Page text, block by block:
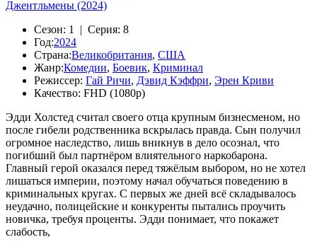
Джентльмены (2024)
Сезон: 1 | Серия: 8
Год:2024
Страна:Великобритания, США
Жанр:Комедии, Боевик, Криминал
Режиссер: Гай Ричи, Дэвид Кэффри, Эрен Криви
Качество: FHD (1080p)
Эдди Холстед считал своего отца крупным бизнесменом, но
после гибели родственника вскрылась правда. Сын получил
огромное наследство, лишь вникнув в дело осознал, что
погибший был партнёром влиятельного наркобарона.
Главный герой оказался перед тяжёлым выбором, но не хотел
лишаться империи, поэтому начал обучаться поведению в
криминальных кругах. С первых же дней всё складывалось
неудачно, полицейские и конкуренты пытались проучить
новичка, требуя проценты. Эдди понимает, что покажет
слабость,